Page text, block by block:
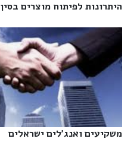
היתרונות לפיתוח מוצרים בסין‎
משקיעים ואנג'לים ישראלים‎